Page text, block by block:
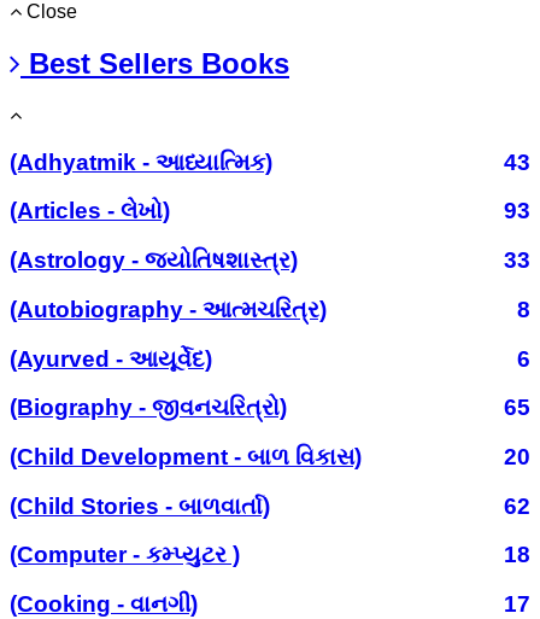
Close
Best Sellers Books
(Adhyatmik - આધ્યાત્મિક)
43
(Articles - લેખો)
93
(Astrology - જ્યોતિષશાસ્ત્ર)
33
(Autobiography - આત્મચરિત્ર)
8
(Ayurved - આયૂર્વેદ)
6
(Biography - જીવનચરિત્રો)
65
(Child Development - બાળ વિકાસ)
20
(Child Stories - બાળવાર્તા)
62
(Computer - કમ્પ્યુટર )
18
(Cooking - વાનગી)
17